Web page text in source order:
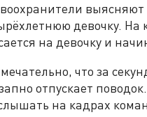
выясняют
девочку. На
на девочку и
что за
отпускает
на кадрах